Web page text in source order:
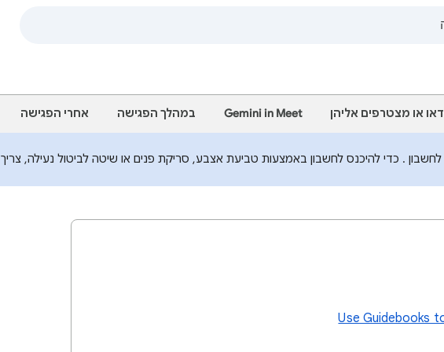
או מצטרפים אליהן Gemini in Meet במהלך הפגישה אחרי הפגישה
. כדי להיכנס לחשבון באמצעות טביעת אצבע, סריקת פנים או שיטה לביטול נעילה, צריך
Use Guidebooks